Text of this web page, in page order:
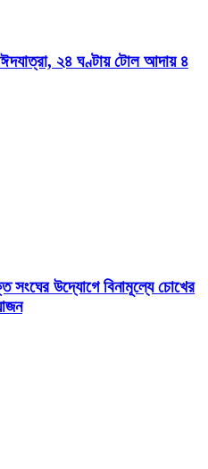
ঈদযাত্রা, ২৪ ঘণ্টায় টোল আদায় ৪
সংঘের উদ্যোগে বিনামূল্যে চোখের